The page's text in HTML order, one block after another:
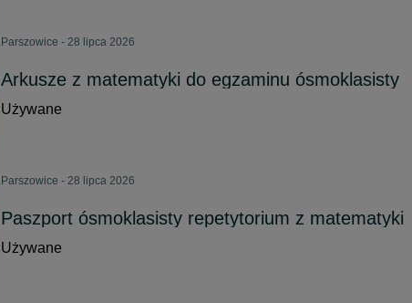
Parszowice - 28 lipca 2026
Arkusze z matematyki do egzaminu ósmoklasisty
Używane
Parszowice - 28 lipca 2026
Paszport ósmoklasisty repetytorium z matematyki
Używane